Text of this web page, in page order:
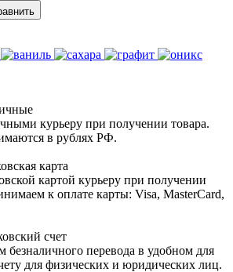
курьеру при получении товара.
в рублях РФ.
карта
картой курьеру при получении
к оплате карты: Visa, MasterCard,
счет
безналичного перевода в удобном для
для физических и юридических лиц.